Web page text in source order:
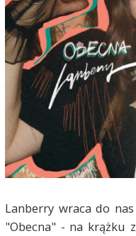
Lanberry wraca do
"Obecna" - na krążku